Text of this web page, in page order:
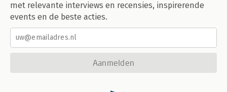
met relevante interviews en recensies, inspirerende
events en de beste acties.
Aanmelden